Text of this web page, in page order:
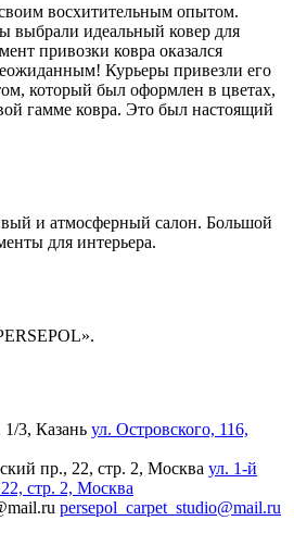
восхитительным опытом.
выбрали идеальный ковер для
привозки ковра оказался
Курьеры привезли его
который был оформлен в цветах,
гамме ковра. Это был настоящий
и атмосферный салон. Большой
для интерьера.
ул. Островского, 116,
ул. 1-й
стр. 2, Москва
persepol_carpet_studio@mail.ru